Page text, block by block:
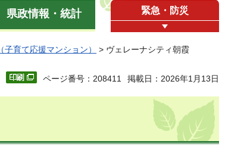
県政情報・統計 緊急・防災
育て応援マンション） > ヴェレーナシティ朝霞
ページ番号：208411 掲載日：2026年1月13日